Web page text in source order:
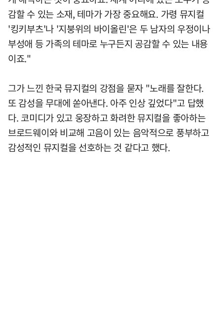
감할 수 있는 소재, 테마가 가장 중요해요. 가령 뮤지컬
'킹키부츠'나 '지붕위의 바이올린'은 두 남자의 우정이나
부성애 등 가족의 테마로 누구든지 공감할 수 있는 내용
이죠."
그가 느낀 한국 뮤지컬의 강점을 묻자 "노래를 잘한다.
또 감성을 무대에 쏟아낸다. 아주 인상 깊었다"고 답했
다. 코미디가 있고 웅장하고 화려한 뮤지컬을 좋아하는
브로드웨이와 비교해 고음이 있는 음악적으로 풍부하고
감성적인 뮤지컬을 선호하는 것 같다고 했다.